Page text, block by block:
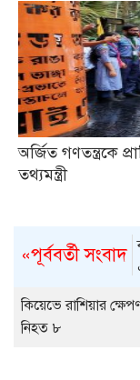
অর্জিত গণতন্ত্রকে
তথ্যমন্ত্রী
«পূর্ববর্তী সংবাদ
কিয়েভে রাশিয়ার
নিহত ৮